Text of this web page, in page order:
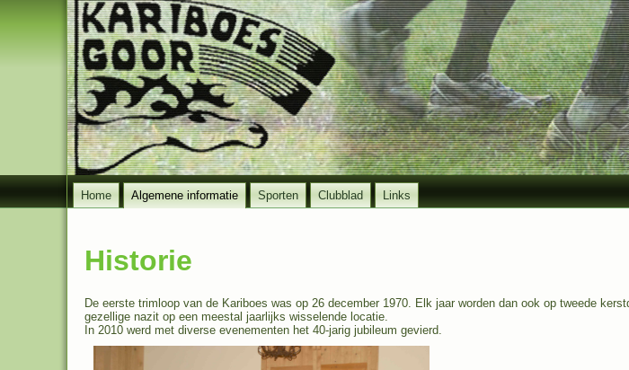
Home Algemene informatie Sporten Clubblad Links
Historie
De eerste trimloop van de Kariboes was op 26 december 1970. Elk jaar worden dan ook op tweede
gezellige nazit op een meestal jaarlijks wisselende locatie.
In 2010 werd met diverse evenementen het 40-jarig jubileum gevierd.